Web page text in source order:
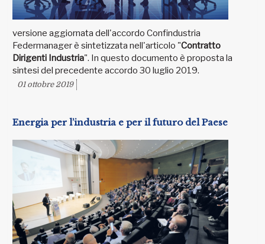
versione aggiornata dell'accordo Confindustria
Federmanager è sintetizzata nell'articolo "Contratto
Dirigenti Industria". In questo documento è proposta la
sintesi del precedente accordo 30 luglio 2019.
01 ottobre 2019
Energia per l’industria e per il futuro del Paese